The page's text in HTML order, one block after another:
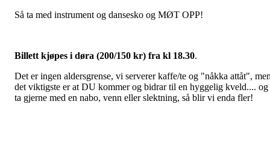
Så ta med instrument og dansesko og MØT OPP!
Billett kjøpes i døra (200/150 kr) fra kl 18.30.
Det er ingen aldersgrense, vi serverer kaffe/te og "nåkka attåt",
det viktigste er at DU kommer og bidrar til en hyggelig kveld.... og
ta gjerne med en nabo, venn eller slektning, så blir vi enda fler!